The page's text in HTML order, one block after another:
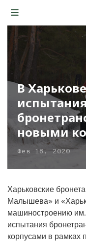
В
новыми
Фев 18, 2020
Харьковские
Малышева» и
машиностроению
испытания
корпусами в